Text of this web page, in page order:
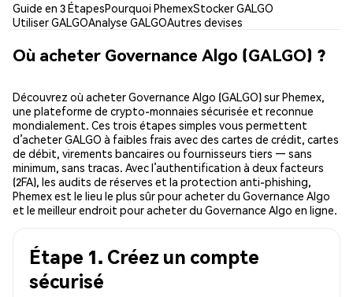
Guide en 3 ÉtapesPourquoi PhemexStocker GALGO
Utiliser GALGOAnalyse GALGOAutres devises
Où acheter Governance Algo (GALGO) ?
Découvrez où acheter Governance Algo (GALGO) sur Phemex,
une plateforme de crypto-monnaies sécurisée et reconnue
mondialement. Ces trois étapes simples vous permettent
d’acheter GALGO à faibles frais avec des cartes de crédit, cartes
de débit, virements bancaires ou fournisseurs tiers — sans
minimum, sans tracas. Avec l’authentification à deux facteurs
(2FA), les audits de réserves et la protection anti-phishing,
Phemex est le lieu le plus sûr pour acheter du Governance Algo
et le meilleur endroit pour acheter du Governance Algo en ligne.
Étape 1. Créez un compte
sécurisé